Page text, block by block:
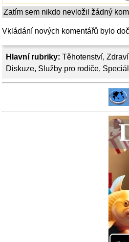
Hlavní rubriky: Těhotenství, Zdraví
Diskuze, Služby pro rodiče,
Zatím sem nikdo nevložil žádný
Vkládání nových komentářů bylo